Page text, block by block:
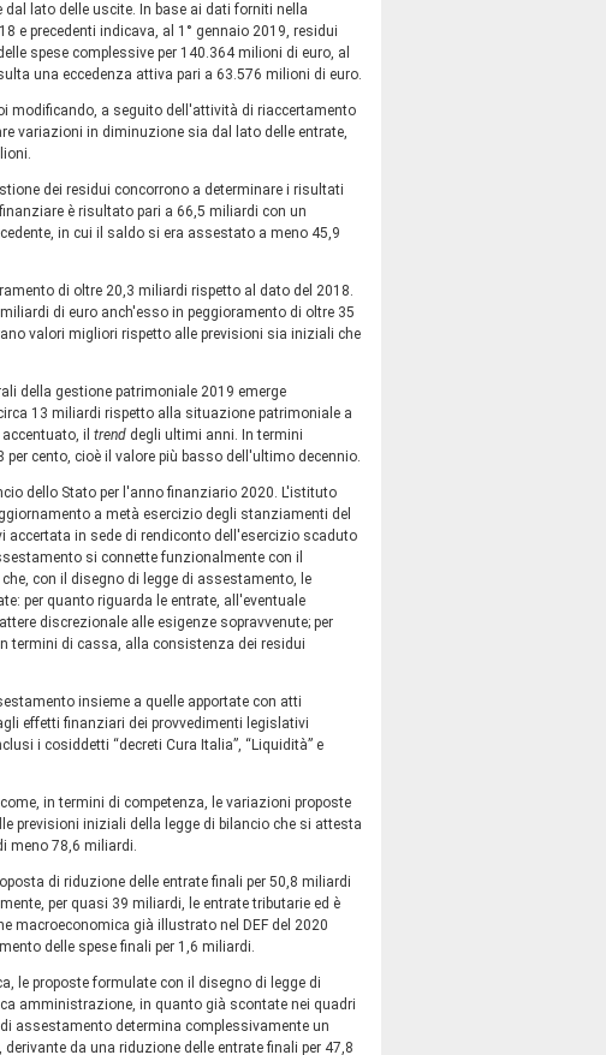
lato delle uscite. In base ai dati forniti nella
e precedenti indicava, al 1° gennaio 2019, residui
spese complessive per 140.364 milioni di euro, al
una eccedenza attiva pari a 63.576 milioni di euro.
modificando, a seguito dell'attività di riaccertamento
variazioni in diminuzione sia dal lato delle entrate,
dei residui concorrono a determinare i risultati
è risultato pari a 66,5 miliardi con un
in cui il saldo si era assestato a meno 45,9
di oltre 20,3 miliardi rispetto al dato del 2018.
di euro anch'esso in peggioramento di oltre 35
valori migliori rispetto alle previsioni sia iniziali che
della gestione patrimoniale 2019 emerge
13 miliardi rispetto alla situazione patrimoniale a
il trend degli ultimi anni. In termini
cento, cioè il valore più basso dell'ultimo decennio.
dello Stato per l'anno finanziario 2020. L'istituto
a metà esercizio degli stanziamenti del
in sede di rendiconto dell'esercizio scaduto
si connette funzionalmente con il
con il disegno di legge di assestamento, le
per quanto riguarda le entrate, all'eventuale
discrezionale alle esigenze sopravvenute; per
termini di cassa, alla consistenza dei residui
insieme a quelle apportate con atti
effetti finanziari dei provvedimenti legislativi
i cosiddetti “decreti Cura Italia”, “Liquidità” e
in termini di competenza, le variazioni proposte
previsioni iniziali della legge di bilancio che si attesta
meno 78,6 miliardi.
di riduzione delle entrate finali per 50,8 miliardi
per quasi 39 miliardi, le entrate tributarie ed è
macroeconomica già illustrato nel DEF del 2020
delle spese finali per 1,6 miliardi.
le proposte formulate con il disegno di legge di
amministrazione, in quanto già scontate nei quadri
assestamento determina complessivamente un
da una riduzione delle entrate finali per 47,8